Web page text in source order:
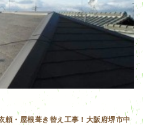
頼・屋根葺き替え工事！大阪府堺市中